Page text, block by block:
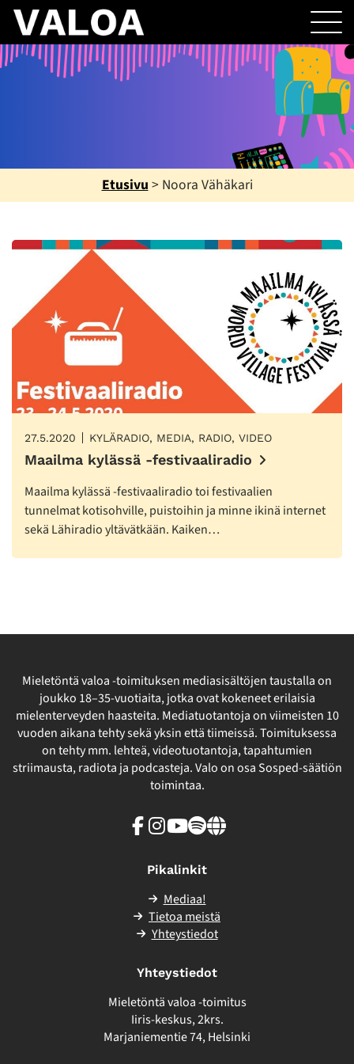
Etusivu > Noora Vähäkari
27.5.2020 KYLÄRADIO, MEDIA, RADIO, VIDEO
Maailma kylässä -festivaaliradio
Maailma kylässä -festivaaliradio toi festivaalien
tunnelmat kotisohville, puistoihin ja minne ikinä internet
sekä Lähiradio yltävätkään. Kaiken…
Mieletöntä valoa -toimituksen mediasisältöjen taustalla on
joukko 18–35-vuotiaita, jotka ovat kokeneet erilaisia
mielenterveyden haasteita. Mediatuotantoja on viimeisten 10
vuoden aikana tehty sekä yksin että tiimeissä. Toimituksessa
on tehty mm. lehteä, videotuotantoja, tapahtumien
striimausta, radiota ja podcasteja. Valo on osa Sosped-säätiön
toimintaa.
Facebook
Instagram
Youtube
SpotifyLinkki
Pikalinkit
Mediaa!
Tietoa meistä
Yhteystiedot
Yhteystiedot
Mieletöntä valoa -toimitus
Iiris-keskus, 2krs.
Marjaniementie 74, Helsinki